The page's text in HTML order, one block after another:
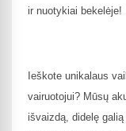
ir nuotykiai bekelėje!
Ieškote unikalaus
vairuotojui? Mūsų
išvaizdą, didelę